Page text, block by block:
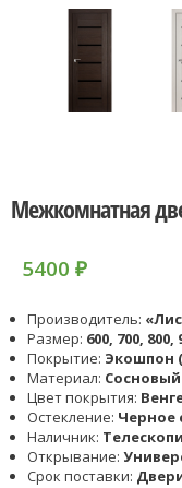
Межкомнатная
5400 ₽
Производитель:
Размер: 600, 700,
Покрытие: Экошпон
Материал:
Цвет покрытия:
Остекление: Черное
Наличник:
Открывание:
Срок поставки: